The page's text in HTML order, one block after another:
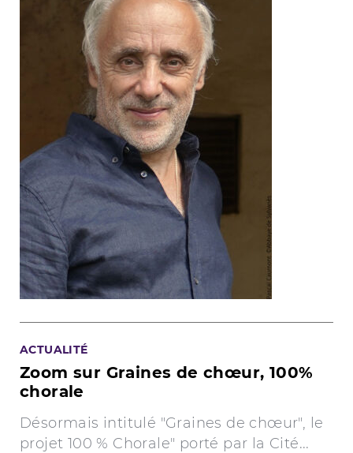
ACTUALITÉ
Zoom sur Graines de chœur, 100%
chorale
Désormais intitulé "Graines de chœur", le
projet 100 % Chorale" porté par la Cité...